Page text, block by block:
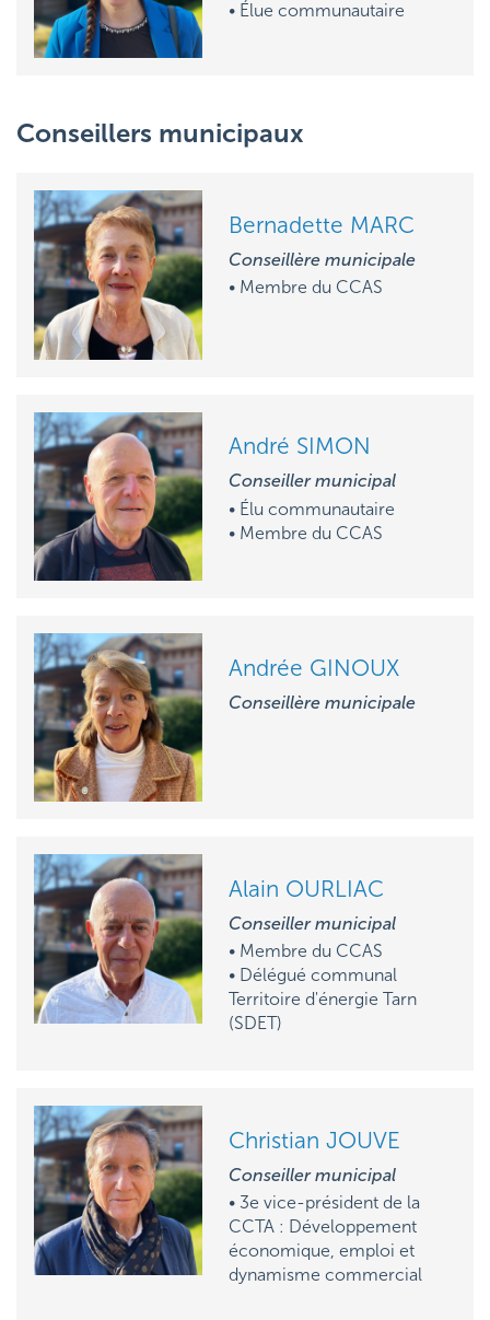
• Élue communautaire
Conseillers municipaux
Bernadette MARC
Conseillère municipale
• Membre du CCAS
André SIMON
Conseiller municipal
• Élu communautaire
• Membre du CCAS
Andrée GINOUX
Conseillère municipale
Alain OURLIAC
Conseiller municipal
• Membre du CCAS
• Délégué communal
Territoire d'énergie Tarn
(SDET)
Christian JOUVE
Conseiller municipal
• 3e vice-président de la
CCTA : Développement
économique, emploi et
dynamisme commercial